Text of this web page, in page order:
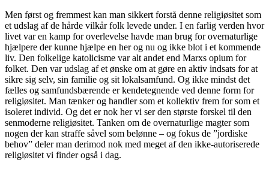
Men først og fremmest kan man sikkert forstå denne religiøsitet som
et udslag af de hårde vilkår folk levede under. I en farlig verden hvor
livet var en kamp for overlevelse havde man brug for overnaturlige
hjælpere der kunne hjælpe en her og nu og ikke blot i et kommende
liv. Den folkelige katolicisme var alt andet end Marxs opium for
folket. Den var udslag af et ønske om at gøre en aktiv indsats for at
sikre sig selv, sin familie og sit lokalsamfund. Og ikke mindst det
fælles og samfundsbærende er kendetegnende ved denne form for
religiøsitet. Man tænker og handler som et kollektiv frem for som et
isoleret individ. Og det er nok her vi ser den største forskel til den
senmoderne religiøsitet. Tanken om de overnaturlige magter som
nogen der kan straffe såvel som belønne – og fokus de ”jordiske
behov” deler man derimod nok med meget af den ikke-autoriserede
religiøsitet vi finder også i dag.